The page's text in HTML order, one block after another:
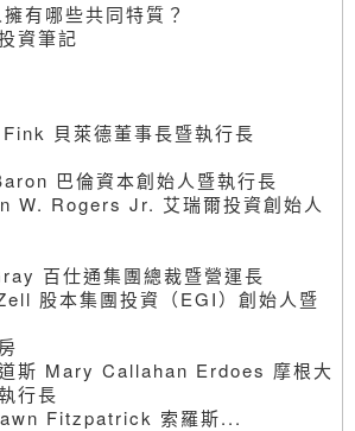
有哪些共同特質？
資筆記
貝萊德董事長暨執行長
巴倫資本創始人暨執行長
W. Rogers Jr. 艾瑞爾投資創始人
百仕通集團總裁暨營運長
股本集團投資（EGI）創始人暨
斯 Mary Callahan Erdoes 摩根大
行長
Fitzpatrick 索羅斯...